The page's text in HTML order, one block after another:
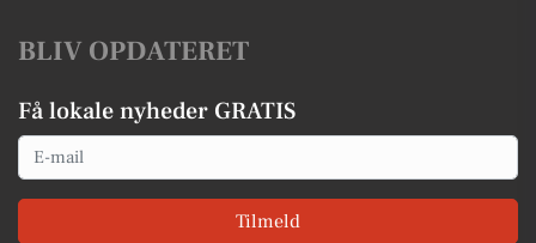
BLIV OPDATERET
Få lokale nyheder GRATIS
Email
Tilmeld